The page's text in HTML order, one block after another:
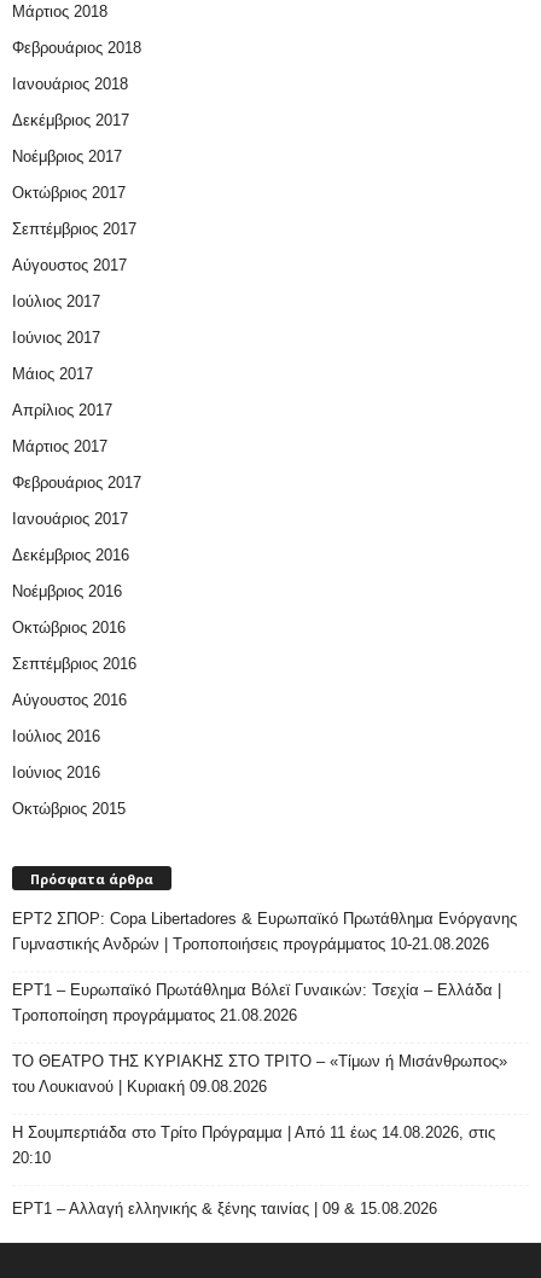
Μάρτιος 2018
Φεβρουάριος 2018
Ιανουάριος 2018
Δεκέμβριος 2017
Νοέμβριος 2017
Οκτώβριος 2017
Σεπτέμβριος 2017
Αύγουστος 2017
Ιούλιος 2017
Ιούνιος 2017
Μάιος 2017
Απρίλιος 2017
Μάρτιος 2017
Φεβρουάριος 2017
Ιανουάριος 2017
Δεκέμβριος 2016
Νοέμβριος 2016
Οκτώβριος 2016
Σεπτέμβριος 2016
Αύγουστος 2016
Ιούλιος 2016
Ιούνιος 2016
Οκτώβριος 2015
Πρόσφατα άρθρα
ΕΡΤ2 ΣΠΟΡ: Copa Libertadores & Ευρωπαϊκό Πρωτάθλημα Ενόργανης
Γυμναστικής Ανδρών | Τροποποιήσεις προγράμματος 10-21.08.2026
ΕΡΤ1 – Ευρωπαϊκό Πρωτάθλημα Βόλεϊ Γυναικών: Τσεχία – Ελλάδα |
Τροποποίηση προγράμματος 21.08.2026
ΤΟ ΘΕΑΤΡΟ ΤΗΣ ΚΥΡΙΑΚΗΣ ΣΤΟ ΤΡΙΤΟ – «Τίμων ή Μισάνθρωπος»
του Λουκιανού | Κυριακή 09.08.2026
H Σουμπερτιάδα στο Τρίτο Πρόγραμμα | Από 11 έως 14.08.2026, στις
20:10
ΕΡΤ1 – Αλλαγή ελληνικής & ξένης ταινίας | 09 & 15.08.2026